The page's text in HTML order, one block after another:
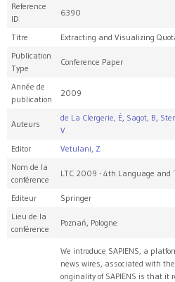
Reference
ID
6390
Titre
Extracting and Visualizing
Publication
Type
Conference Paper
Année de
publication
2009
Auteurs
de La Clergerie, É, Sagot, B,
V
Editor
Vetulani, Z
Nom de la
conférence
LTC 2009 - 4th Language and
Editeur
Springer
Lieu de la
conférence
Poznań, Pologne
We introduce SAPIENS, a
news wires, associated with
originality of SAPIENS is that it